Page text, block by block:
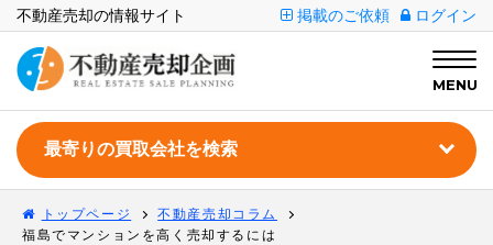
不動産売却の情報サイト 掲載のご依頼 ログイン
MENU
トップページ
不動産売却コラム
福島でマンションを高く売却するには